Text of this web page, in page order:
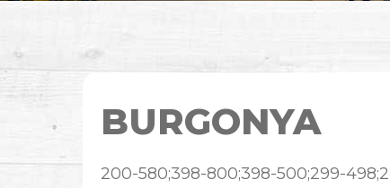
BURGONYA
200-580;398-800;398-500;299-